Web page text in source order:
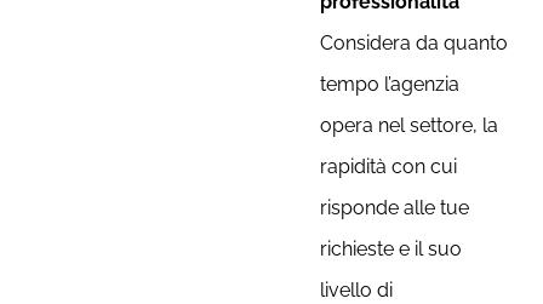
Considera da quanto
tempo l’agenzia
opera nel settore, la
rapidità con cui
risponde alle tue
richieste e il suo
livello di